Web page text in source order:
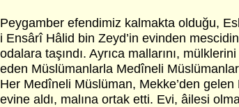
Peygamber efendimiz kalmakta olduğu,
i Ensârî Hâlid bin Zeyd’in evinden
odalara taşındı. Ayrıca mallarını,
eden Müslümanlarla Medîneli
Her Medîneli Müslüman, Mekke’den
evine aldı, malına ortak etti. Evi, âilesi